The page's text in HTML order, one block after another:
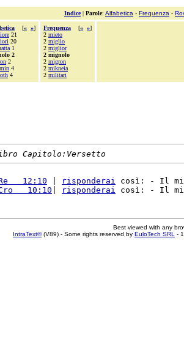
Indice| Parole: Alfabetica - Frequenza -
[« »]
21
20
1
2
2
4
4
Frequenza [« »]
2 mieto
2 miglio
2 miglior
2 mignolo
2 migron
2 mikneia
2 militari
Capitolo:Versetto
12:10 risponderai così: - Il
10:10 risponderai così: - Il
Best viewed with any
IntraText®(V89) - Some rights reserved by EuloTech SRL -